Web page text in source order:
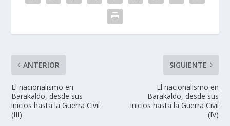
ANTERIOR
El nacionalismo en
Barakaldo, desde sus
inicios hasta la Guerra Civil
(III)
SIGUIENTE
El nacionalismo en
Barakaldo, desde sus
inicios hasta la Guerra Civil
(IV)